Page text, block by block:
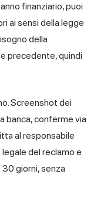
finanziario, puoi
ai sensi della legge
della
precedente, quindi
Screenshot dei
banca, conferme via
al responsabile
del reclamo e
giorni, senza